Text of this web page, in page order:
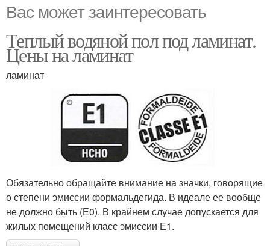
Вас может заинтересовать
Теплый водяной пол под ламинат.
Цены на ламинат
ламинат
Обязательно обращайте внимание на значки, говорящие
о степени эмиссии формальдегида. В идеале ее вообще
не должно быть (Е0). В крайнем случае допускается для
жилых помещений класс эмиссии Е1.